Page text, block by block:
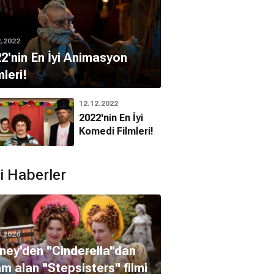
En İyi Animasyon
12.12.2022
2022'nin En İyi
Komedi Filmleri!
Haberler
"Cinderella"dan
alan "Stepsisters" filmi